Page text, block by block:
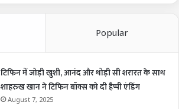
Popular
टिफिन में जोड़ी खुशी, आनंद और थोड़ी सी शरारत के साथ
शाहरुख खान ने टिफिन बॉक्स को दी हैप्पी एंडिंग
August 7, 2025